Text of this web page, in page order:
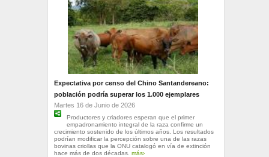
Expectativa por censo del Chino Santandereano:
población podría superar los 1.000 ejemplares
Martes 16 de Junio de 2026
Productores y criadores esperan que el primer
empadronamiento integral de la raza confirme un
crecimiento sostenido de los últimos años. Los resultados
podrían modificar la percepción sobre una de las razas
bovinas criollas que la ONU catalogó en vía de extinción
hace más de dos décadas. más›